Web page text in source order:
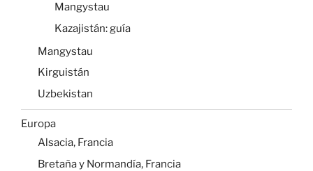
Mangystau
Kazajistán: guía
Mangystau
Kirguistán
Uzbekistan
Europa
Alsacia, Francia
Bretaña y Normandía, Francia